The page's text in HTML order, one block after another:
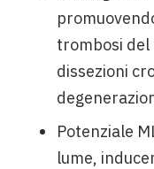
trombosi
dissezioni
Potenziale
lume,